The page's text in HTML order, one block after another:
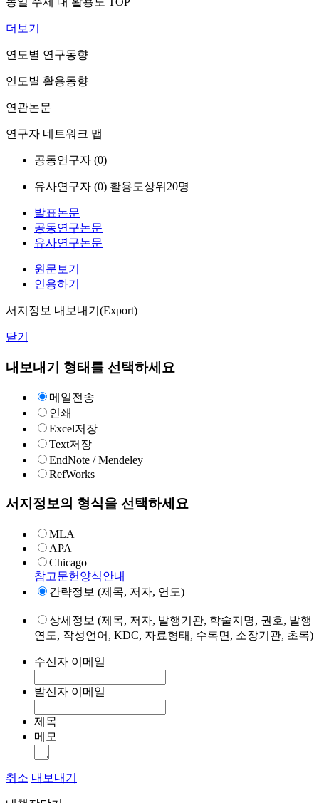
더보기
연도별 연구동향
연도별 활용동향
연관논문
연구자 네트워크 맵
공동연구자 (0)
유사연구자 (0) 활용도상위20명
발표논문
공동연구논문
유사연구논문
원문보기
인용하기
서지정보 내보내기(Export)
닫기
내보내기 형태를 선택하세요
메일전송
인쇄
Excel저장
Text저장
EndNote / Mendeley
RefWorks
서지정보의 형식을 선택하세요
MLA
APA
Chicago
참고문헌양식안내
간략정보 (제목, 저자, 연도)
상세정보 (제목, 저자, 발행기관, 학술지명, 권호, 발행
연도, 작성언어, KDC, 자료형태, 수록면, 소장기관, 초록)
수신자 이메일
발신자 이메일
제목
메모
취소 내보내기